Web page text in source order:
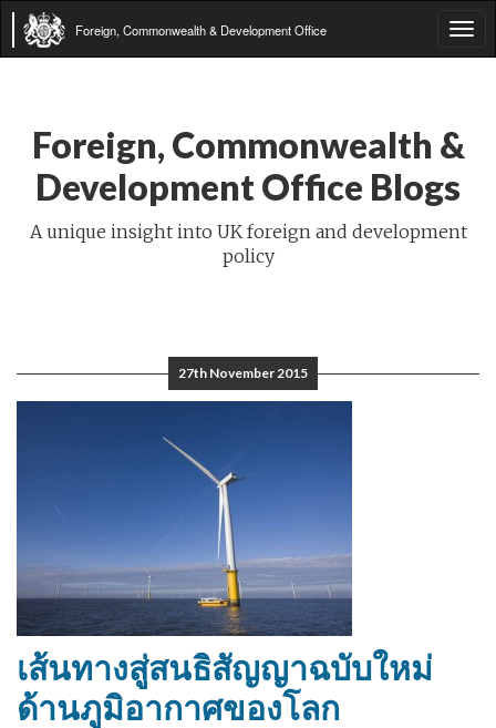
Foreign, Commonwealth & Development Office
Foreign, Commonwealth &
Development Office Blogs
A unique insight into UK foreign and development
policy
27th November 2015
เส้นทางสู่สนธิสัญญาฉบับใหม่
ด้านภูมิอากาศของโลก